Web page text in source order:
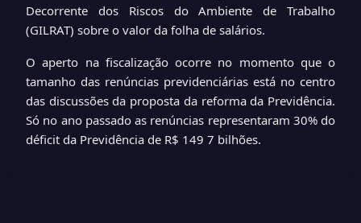
Decorrente dos Riscos do Ambiente de Trabalho
(GILRAT) sobre o valor da folha de salários.
O aperto na fiscalização ocorre no momento que o
tamanho das renúncias previdenciárias está no centro
das discussões da proposta da reforma da Previdência.
Só no ano passado as renúncias representaram 30% do
déficit da Previdência de R$ 149 7 bilhões.